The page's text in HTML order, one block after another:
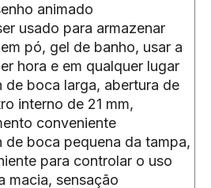
animado
usado para armazenar
pó, gel de banho, usar a
hora e em qualquer lugar
de boca larga, abertura de
interno de 21 mm,
conveniente
de boca pequena da tampa,
para controlar o uso
macia, sensação